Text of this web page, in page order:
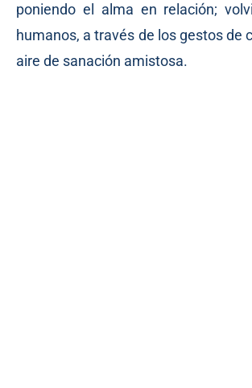
poniendo el alma en relación;
humanos, a través de los gestos de
aire de sanación amistosa.